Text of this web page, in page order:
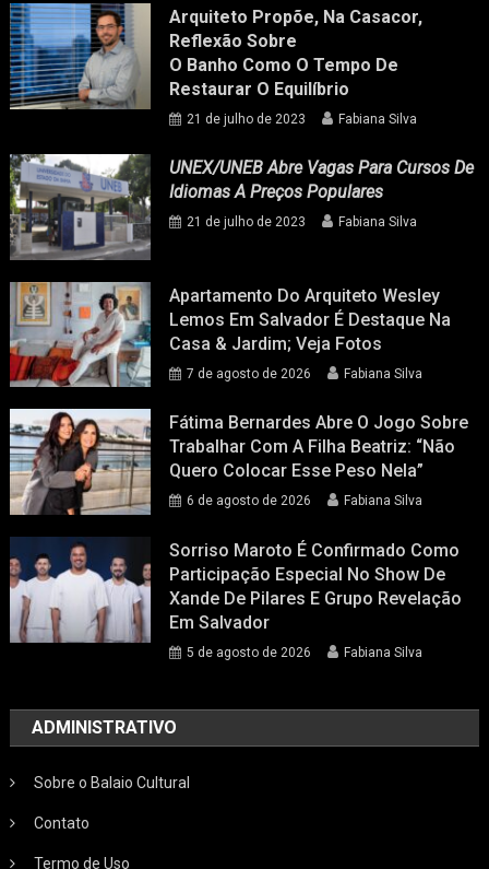
Arquiteto Propõe, Na Casacor,
Reflexão Sobre
O Banho Como O Tempo De
Restaurar O Equilíbrio
21 de julho de 2023 Fabiana Silva
UNEX/UNEB Abre Vagas Para Cursos De
Idiomas A Preços Populares
21 de julho de 2023 Fabiana Silva
Apartamento Do Arquiteto Wesley
Lemos Em Salvador É Destaque Na
Casa & Jardim; Veja Fotos
7 de agosto de 2026 Fabiana Silva
Fátima Bernardes Abre O Jogo Sobre
Trabalhar Com A Filha Beatriz: “Não
Quero Colocar Esse Peso Nela”
6 de agosto de 2026 Fabiana Silva
Sorriso Maroto É Confirmado Como
Participação Especial No Show De
Xande De Pilares E Grupo Revelação
Em Salvador
5 de agosto de 2026 Fabiana Silva
ADMINISTRATIVO
Sobre o Balaio Cultural
Contato
Termo de Uso